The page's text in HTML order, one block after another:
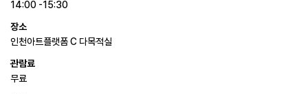
14:00 -15:30
장소
인천아트플랫폼 C 다목적실
관람료
무료